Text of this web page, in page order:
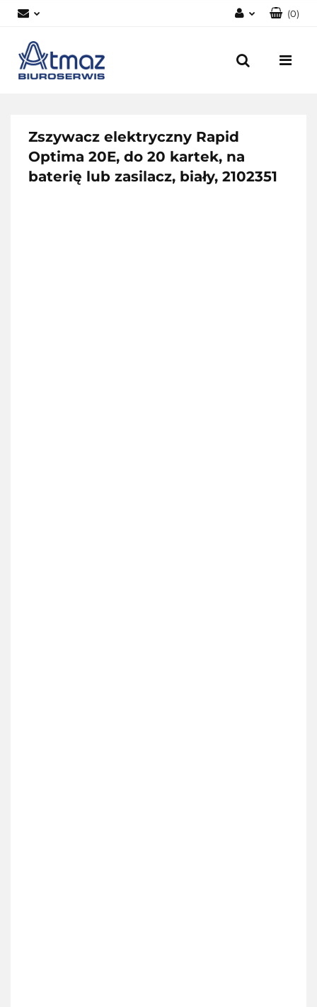
Zarejestruj się
(0)
Zszywacz elektryczny Rapid
Optima 20E, do 20 kartek, na
baterię lub zasilacz, biały, 2102351